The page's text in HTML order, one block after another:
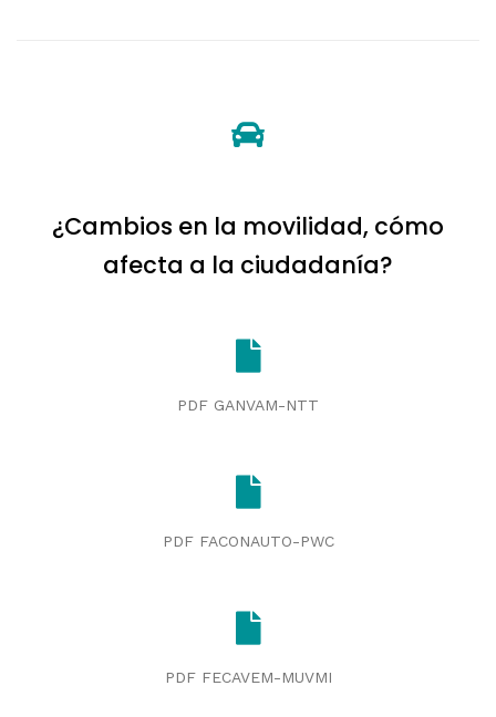
¿Cambios en la movilidad, cómo
afecta a la ciudadanía?
PDF GANVAM-NTT
PDF FACONAUTO-PWC
PDF FECAVEM-MUVMI